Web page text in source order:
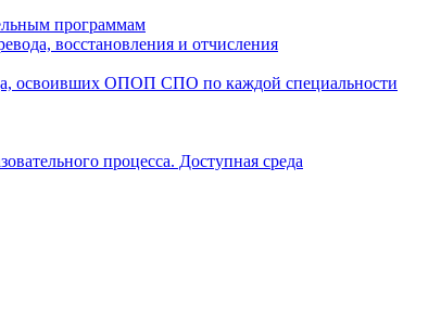
программам
восстановления и отчисления
освоивших ОПОП СПО по каждой специальности
процесса. Доступная среда